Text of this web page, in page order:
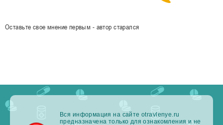
Оставьте свое мнение первым - автор старался
Вся информация на сайте otravlenye.ru
предназначена только для ознакомления и не